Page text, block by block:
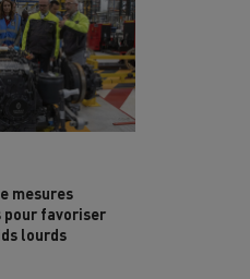
mesures
pour favoriser
lourds